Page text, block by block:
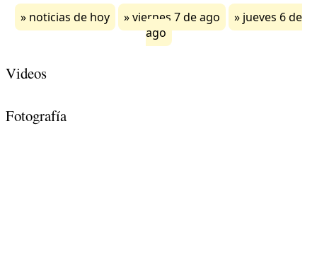
noticias de hoy viernes 7 de ago
jueves 6 de
ago
Videos
Fotografía